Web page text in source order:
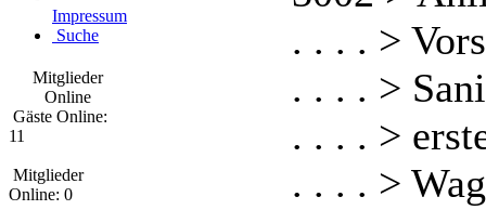
Impressum
Suche
Mitglieder
Online
Gäste Online:
11
Mitglieder
Online: 0
. . . . >
. . . . >
. . . . >
. . . . >